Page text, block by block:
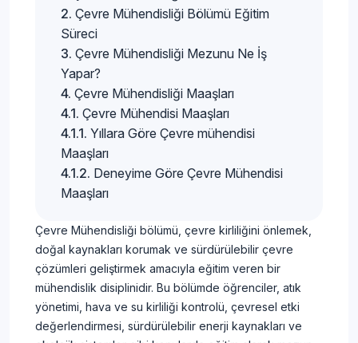
Çevre Mühendisliği Bölümü Eğitim
Süreci
Çevre Mühendisliği Mezunu Ne İş
Yapar?
Çevre Mühendisliği Maaşları
Çevre Mühendisi Maaşları
Yıllara Göre Çevre mühendisi
Maaşları
Deneyime Göre Çevre Mühendisi
Maaşları
Çevre Mühendisliği bölümü, çevre kirliliğini önlemek,
doğal kaynakları korumak ve sürdürülebilir çevre
çözümleri geliştirmek amacıyla eğitim veren bir
mühendislik disiplinidir. Bu bölümde öğrenciler, atık
yönetimi, hava ve su kirliliği kontrolü, çevresel etki
değerlendirmesi, sürdürülebilir enerji kaynakları ve